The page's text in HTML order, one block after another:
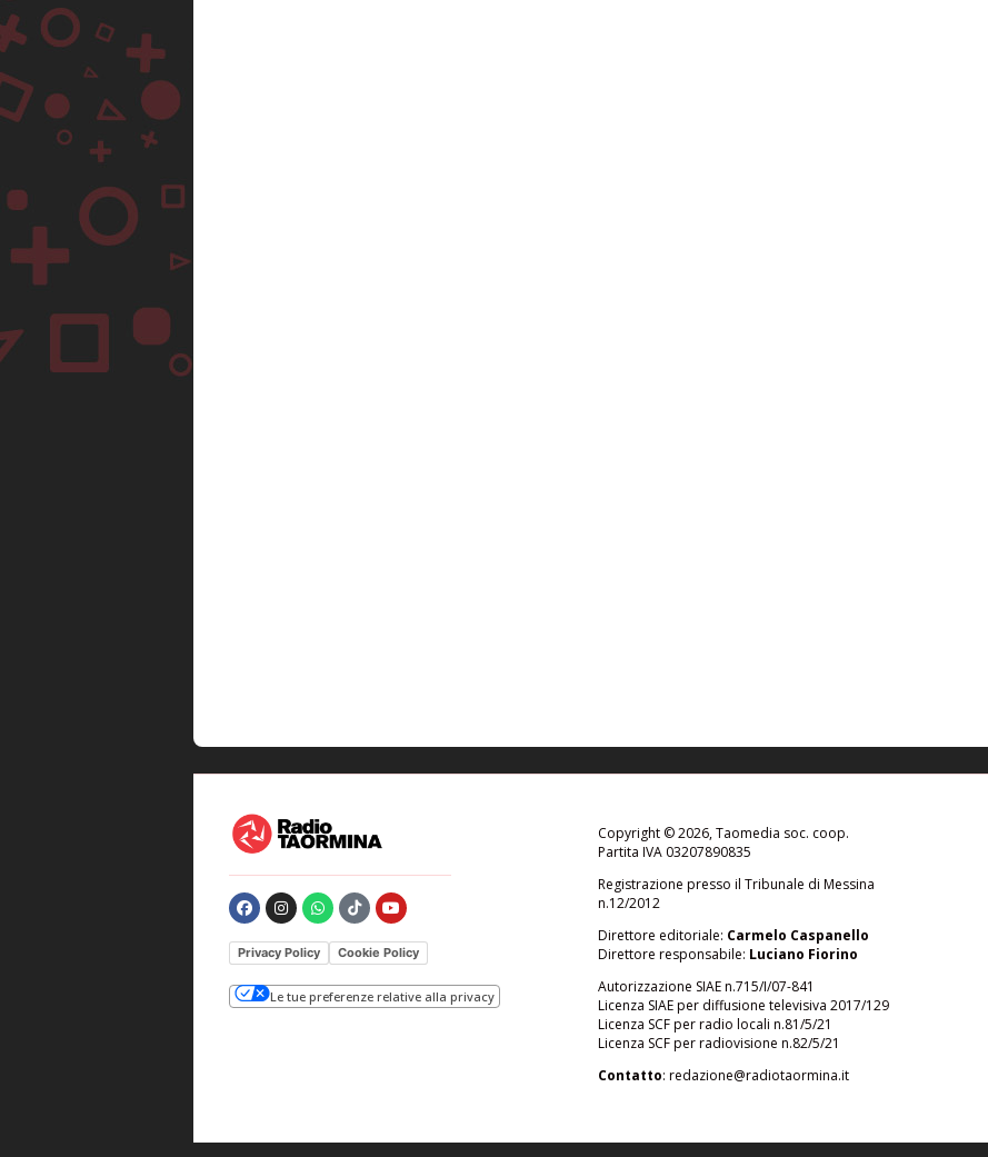
Privacy Policy Cookie Policy
Le tue preferenze relative alla privacy
Copyright © 2026, Taomedia soc. coop.
Partita IVA 03207890835
Registrazione presso il Tribunale di Messina
n.12/2012
Direttore editoriale: Carmelo Caspanello
Direttore responsabile: Luciano Fiorino
Autorizzazione SIAE n.715/I/07-841
Licenza SIAE per diffusione televisiva 2017/129
Licenza SCF per radio locali n.81/5/21
Licenza SCF per radiovisione n.82/5/21
Contatto: redazione@radiotaormina.it